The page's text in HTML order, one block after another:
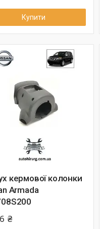
Купити
кермової колонки
Armada
₴